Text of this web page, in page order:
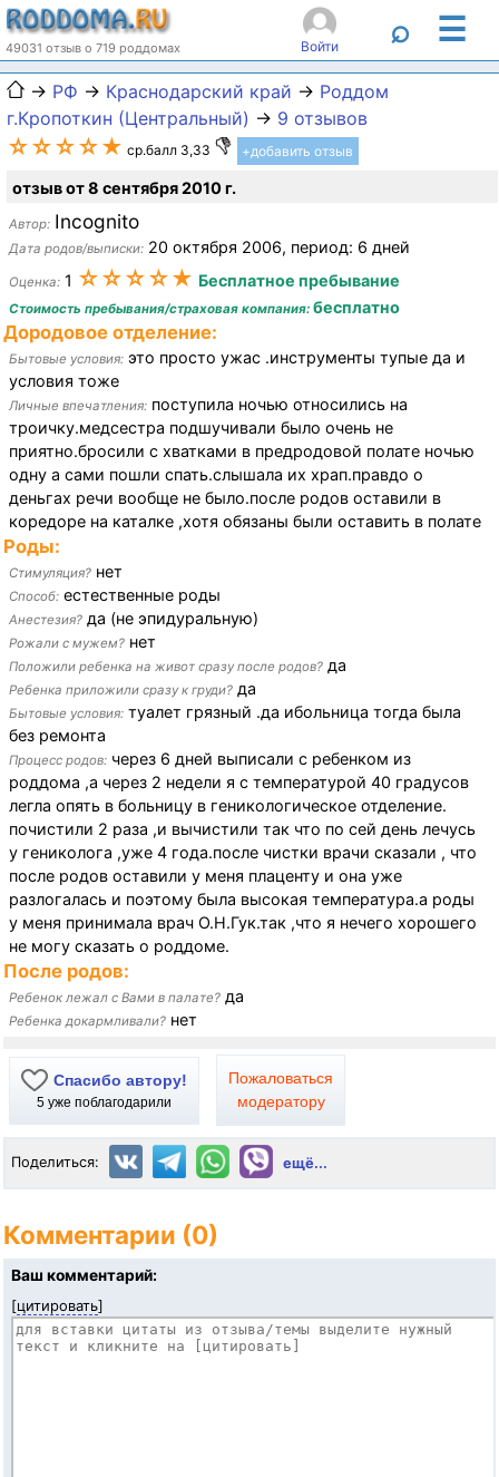
49031 отзыв о 719 роддомах Войти ⌕ ☰
→ РФ → Краснодарский край → Роддом
г.Кропоткин (Центральный) → 9 отзывов
☆☆☆☆★ ср.балл 3,33 +добавить отзыв
отзыв от 8 сентября 2010 г.
Автор: Incognito
Дата родов/выписки: 20 октября 2006, период: 6 дней
Оценка: 1 ☆☆☆☆★ Бесплатное пребывание
Стоимость пребывания/страховая компания: бесплатно
Дородовое отделение:
Бытовые условия: это просто ужас .инструменты тупые да и
условия тоже
Личные впечатления: поступила ночью относились на
троичку.медсестра подшучивали было очень не
приятно.бросили с хватками в предродовой полате ночью
одну а сами пошли спать.слышала их храп.правдо о
деньгах речи вообще не было.после родов оставили в
коредоре на каталке ,хотя обязаны были оставить в полате
Роды:
Стимуляция? нет
Способ: естественные роды
Анестезия? да (не эпидуральную)
Рожали с мужем? нет
Положили ребенка на живот сразу после родов? да
Ребенка приложили сразу к груди? да
Бытовые условия: туалет грязный .да ибольница тогда была
без ремонта
Процесс родов: через 6 дней выписали с ребенком из
роддома ,а через 2 недели я с температурой 40 градусов
легла опять в больницу в геникологическое отделение.
почистили 2 раза ,и вычистили так что по сей день лечусь
у гениколога ,уже 4 года.после чистки врачи сказали , что
после родов оставили у меня плаценту и она уже
разлогалась и поэтому была высокая температура.а роды
у меня принимала врач О.Н.Гук.так ,что я нечего хорошего
не могу сказать о роддоме.
После родов:
Ребенок лежал с Вами в палате? да
Ребенка докармливали? нет
Спасибо автору!
5 уже поблагодарили
Пожаловаться
модератору
Поделиться: ещё...
Комментарии (0)
Ваш комментарий:
[цитировать]